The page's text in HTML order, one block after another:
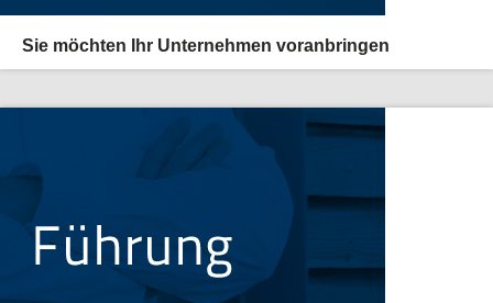
Workshop
Sie möchten Ihr Unternehmen voranbringen